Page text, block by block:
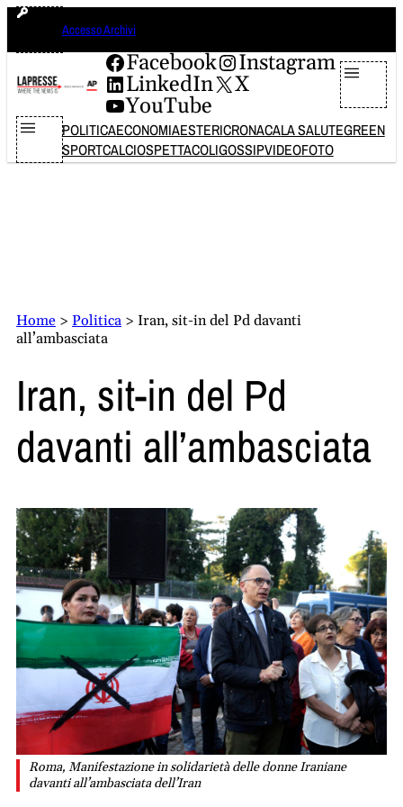
Vai
contenuto
Accesso Archivi
Facebook
Instagram
LinkedIn
X
YouTube
POLITICAECONOMIAESTERICRONACALA SALUTEGREEN
SPORTCALCIOSPETTACOLIGOSSIPVIDEOFOTO
Home > Politica > Iran, sit-in del Pd davanti
all’ambasciata
Iran, sit-in del Pd
davanti all’ambasciata
Roma, Manifestazione in solidarietà delle donne Iraniane
davanti all’ambasciata dell’Iran